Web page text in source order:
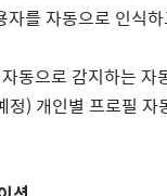
자를 자동으로 인식
동으로 감지하는 자
정) 개인별 프로필 자